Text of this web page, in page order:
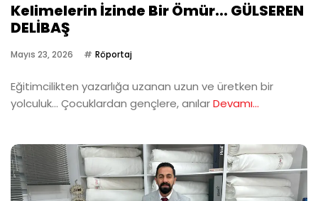
Kelimelerin İzinde Bir Ömür... GÜLSEREN
DELİBAŞ
Mayıs 23, 2026 Röportaj
Eğitimcilikten yazarlığa uzanan uzun ve üretken bir
yolculuk… Çocuklardan gençlere, anılarDevamı...